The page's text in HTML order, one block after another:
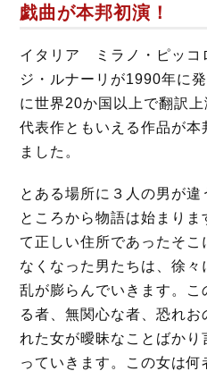
戯曲が本邦初演！
イタリア ミラノ・ピッコ
ジ・ルナーリが1990年に
に世界20か国以上で翻訳
代表作ともいえる作品が本
ました。
とある場所に３人の男が
ところから物語は始まり
て正しい住所であったそ
なくなった男たちは、徐
乱が膨らんでいきます。
る者、無関心な者、恐れ
れた女が曖昧なことばかり
っていきます。この女は